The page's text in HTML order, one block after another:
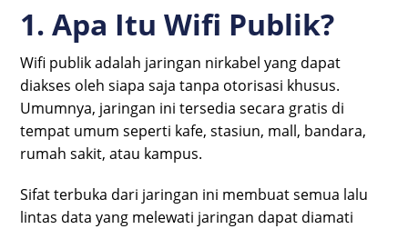
1. Apa Itu Wifi Publik?
Wifi publik adalah jaringan nirkabel yang dapat
diakses oleh siapa saja tanpa otorisasi khusus.
Umumnya, jaringan ini tersedia secara gratis di
tempat umum seperti kafe, stasiun, mall, bandara,
rumah sakit, atau kampus.
Sifat terbuka dari jaringan ini membuat semua lalu
lintas data yang melewati jaringan dapat diamati